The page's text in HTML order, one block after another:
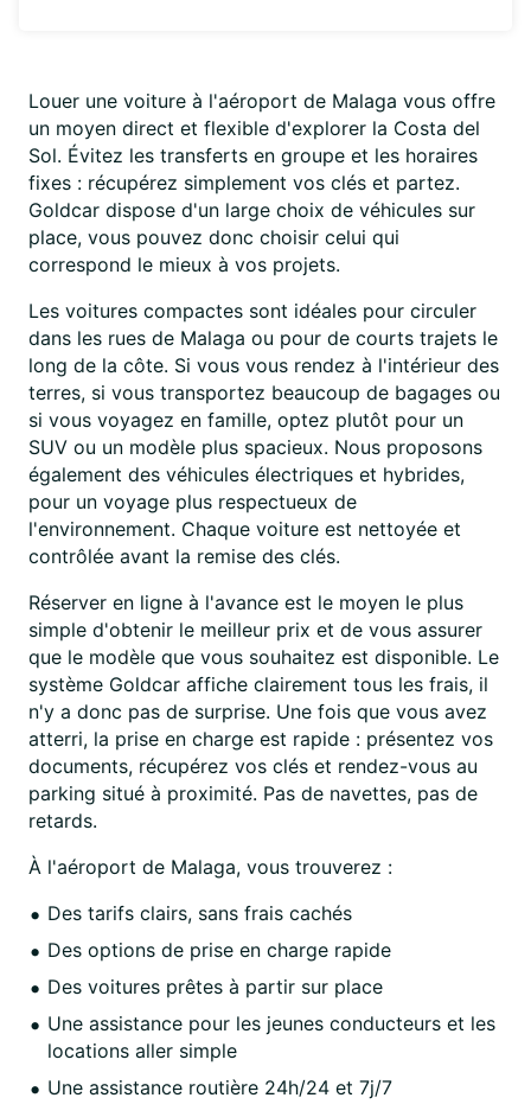
Louer une voiture à l'aéroport de Malaga vous offre
un moyen direct et flexible d'explorer la Costa del
Sol. Évitez les transferts en groupe et les horaires
fixes : récupérez simplement vos clés et partez.
Goldcar dispose d'un large choix de véhicules sur
place, vous pouvez donc choisir celui qui
correspond le mieux à vos projets.
Les voitures compactes sont idéales pour circuler
dans les rues de Malaga ou pour de courts trajets le
long de la côte. Si vous vous rendez à l'intérieur des
terres, si vous transportez beaucoup de bagages ou
si vous voyagez en famille, optez plutôt pour un
SUV ou un modèle plus spacieux. Nous proposons
également des véhicules électriques et hybrides,
pour un voyage plus respectueux de
l'environnement. Chaque voiture est nettoyée et
contrôlée avant la remise des clés.
Réserver en ligne à l'avance est le moyen le plus
simple d'obtenir le meilleur prix et de vous assurer
que le modèle que vous souhaitez est disponible. Le
système Goldcar affiche clairement tous les frais, il
n'y a donc pas de surprise. Une fois que vous avez
atterri, la prise en charge est rapide : présentez vos
documents, récupérez vos clés et rendez-vous au
parking situé à proximité. Pas de navettes, pas de
retards.
À l'aéroport de Malaga, vous trouverez :
Des tarifs clairs, sans frais cachés
Des options de prise en charge rapide
Des voitures prêtes à partir sur place
Une assistance pour les jeunes conducteurs et les
locations aller simple
Une assistance routière 24h/24 et 7j/7